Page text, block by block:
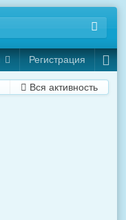
Регистрация
Вся активность